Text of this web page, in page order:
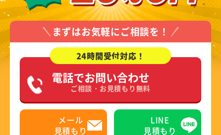
まずはお気軽にご相談を！
24時間受付対応！
ご相談・お見積もり無料
電話でお問い合わせ
メール
見積もり
LINE
見積もり